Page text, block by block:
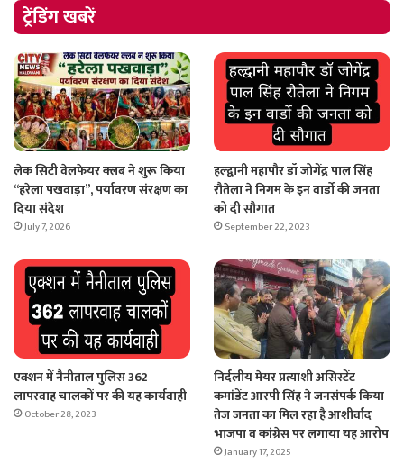
ट्रेंडिंग खबरें
लेक सिटी वेलफेयर क्लब ने शुरू किया
“हरेला पखवाड़ा”, पर्यावरण संरक्षण का
दिया संदेश
July 7, 2026
हल्द्वानी महापौर डॉ जोगेंद्र पाल सिंह
रौतेला ने निगम के इन वार्डो की जनता
को दी सौगात
September 22, 2023
एक्शन में नैनीताल पुलिस 362
लापरवाह चालकों पर की यह कार्यवाही
October 28, 2023
निर्दलीय मेयर प्रत्याशी असिस्टेंट
कमांडेंट आरपी सिंह ने जनसंपर्क किया
तेज जनता का मिल रहा है आशीर्वाद
भाजपा व कांग्रेस पर लगाया यह आरोप
January 17, 2025